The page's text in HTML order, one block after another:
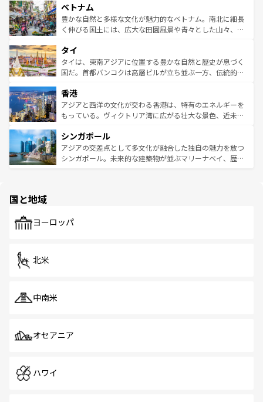
参照してほしい。
容にもいいと評判のスイーツなど、バラエティ豊かな料理
が味わえる。 なお、新着の台湾情報は コンテンツ一覧を参
照してほしい。
き、地方に足を延ばせば四季折々の自然美を楽しむことが
できる。そして、キムチや焼肉、絶品のストリートフード
まで、さまざまな韓国料理が待っている。夜には、韓国な
リティに包まれながら、韓国の多彩な魅力を心ゆくまで味
わってみてほしい。 なお、新着の韓国情報はコンテンツ一
覧を参照してほしい。
ベトナム
豊かな自然と多様な文化が魅力的なベトナム。南北に細長
く伸びる国土には、広大な田園風景や青々とした山々、世
急速な発展と共に伝統が息づく。ハノイの古い町並みやホ
ーチミン市のフランス統治時代の建物も、独特の雰囲気を
醸し出している。また、バラエティの豊かさとおいしさで
とつ。フォーやバインミー、ベトナムコーヒーなどは、ぜ
ひ現地で味わいたい。どの地域を訪れてもあたたかい人々
が旅行者を迎えてくれるので、きっと忘れられない旅にな
参照してほしい。
タイ
タイは、東南アジアに位置する豊かな自然と歴史が息づく
国だ。首都バンコクは高層ビルが立ち並ぶ一方、伝統的な
の活気が交差している。北部ではチェンマイなどの山岳地
帯で自然と触れ合い、南部ではプーケットやクラビの美し
いビーチでリゾート気分を楽しむことができる。タイ料理
激する。気候は一年中温暖で、どの季節にも異なる楽しみ
が待っている。親しみやすいタイの人々、仏教を中心とし
た文化、そして多様な観光資源が、訪れる旅人を魅了し続
香港
アジアと西洋の文化が交わる香港は、特有のエネルギーを
もっている。ヴィクトリア湾に広がる壮大な景色、近未来
み、どこを訪れても感動するはず。観光スポットが密集し
ており、効率よく見どころを回れるのも魅力。息をのむよ
うな絶景から文化的な体験まで、香港を存分に楽しみ尽く
シンガポール
アジアの交差点として多文化が融合した独自の魅力を放つ
シンガポール。未来的な建築物が並ぶマリーナベイ、歴史
で、ホーカーズは地元の風情を楽しめる外せないスポット
国と地域
ヨーロッパ
北米
中南米
オセアニア
ハワイ